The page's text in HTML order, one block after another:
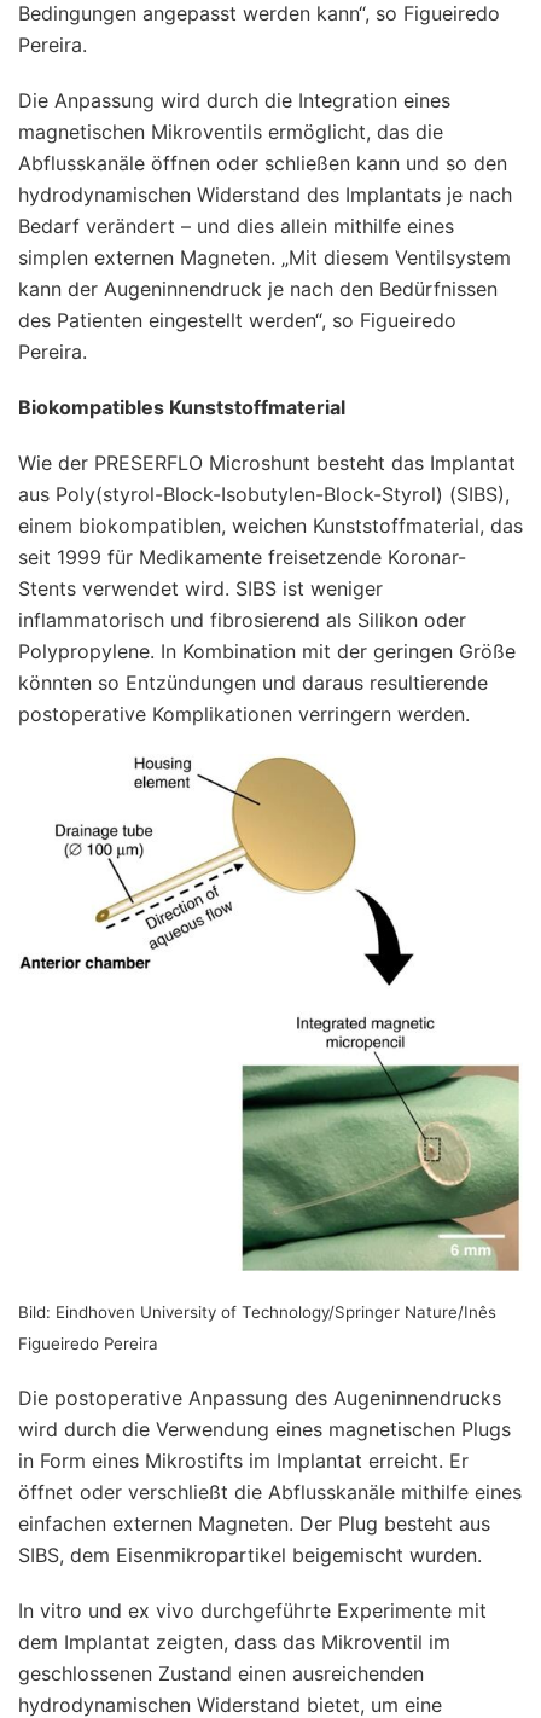
Bedingungen angepasst werden kann“, so Figueiredo
Pereira.
Die Anpassung wird durch die Integration eines
magnetischen Mikroventils ermöglicht, das die
Abflusskanäle öffnen oder schließen kann und so den
hydrodynamischen Widerstand des Implantats je nach
Bedarf verändert – und dies allein mithilfe eines
simplen externen Magneten. „Mit diesem Ventilsystem
kann der Augeninnendruck je nach den Bedürfnissen
des Patienten eingestellt werden“, so Figueiredo
Pereira.
Biokompatibles Kunststoffmaterial
Wie der PRESERFLO Microshunt besteht das Implantat
aus Poly(styrol-Block-Isobutylen-Block-Styrol) (SIBS),
einem biokompatiblen, weichen Kunststoffmaterial, das
seit 1999 für Medikamente freisetzende Koronar-
Stents verwendet wird. SIBS ist weniger
inflammatorisch und fibrosierend als Silikon oder
Polypropylene. In Kombination mit der geringen Größe
könnten so Entzündungen und daraus resultierende
postoperative Komplikationen verringern werden.
Bild: Eindhoven University of Technology/Springer Nature/Inês
Figueiredo Pereira
Die postoperative Anpassung des Augeninnendrucks
wird durch die Verwendung eines magnetischen Plugs
in Form eines Mikrostifts im Implantat erreicht. Er
öffnet oder verschließt die Abflusskanäle mithilfe eines
einfachen externen Magneten. Der Plug besteht aus
SIBS, dem Eisenmikropartikel beigemischt wurden.
In vitro und ex vivo durchgeführte Experimente mit
dem Implantat zeigten, dass das Mikroventil im
geschlossenen Zustand einen ausreichenden
hydrodynamischen Widerstand bietet, um eine